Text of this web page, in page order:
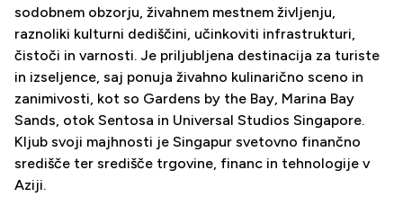
sodobnem obzorju, živahnem mestnem življenju,
raznoliki kulturni dediščini, učinkoviti infrastrukturi,
čistoči in varnosti. Je priljubljena destinacija za turiste
in izseljence, saj ponuja živahno kulinarično sceno in
zanimivosti, kot so Gardens by the Bay, Marina Bay
Sands, otok Sentosa in Universal Studios Singapore.
Kljub svoji majhnosti je Singapur svetovno finančno
središče ter središče trgovine, financ in tehnologije v
Aziji.